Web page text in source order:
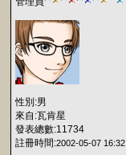
性別:男
來自:瓦肯星
發表總數:11734
註冊時間:2002-05-07 16:32